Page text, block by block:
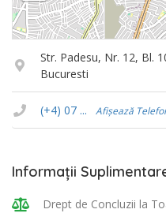
Str. Padesu, Nr. 12, Bl.
Bucuresti
(+4) 07 ... Afișează
Informații
Drept de Concluzii la